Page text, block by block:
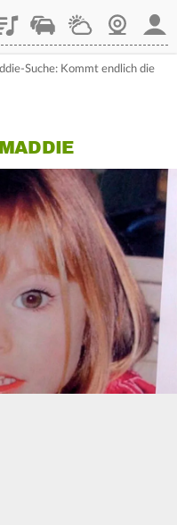
StaupilotWetterWebcam
Suche: Kommt endlich die